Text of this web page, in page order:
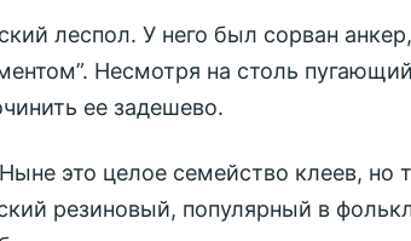
леспол. У него был сорван
Несмотря на столь
ее задешево.
это целое семейство клеев, но
резиновый, популярный в